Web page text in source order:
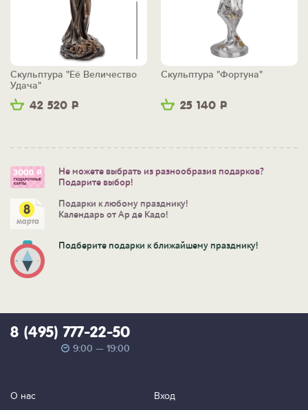
42 520 Р
Скульптура "Её Величество
Удача"
25 140 Р
Скульптура "Фортуна"
Не можете выбрать из разнообразия подарков?
Подарите выбор!
Подарки к любому празднику!
Календарь от Ар де Кадо!
Подберите подарки к ближайшему празднику!
8 (495) 777-22-50
9:00 — 19:00
О нас Вход